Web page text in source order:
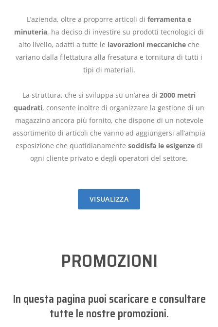
L’azienda, oltre a proporre articoli di ferramenta e
minuteria, ha deciso di investire su prodotti tecnologici di
alto livello, adatti a tutte le lavorazioni meccaniche che
variano dalla filettatura alla fresatura e tornitura di tutti i
tipi di materiali.
La struttura, che si sviluppa su un’area di 2000 metri
quadrati, consente inoltre di organizzare la gestione di un
magazzino ancora più fornito, che dispone di un notevole
assortimento di articoli che vanno ad aggiungersi all’ampia
esposizione che quotidianamente soddisfa le esigenzedi
ogni cliente privato e degli operatori del settore.
VISUALIZZA
PROMOZIONI
In questa pagina puoi scaricare e consultare
tutte le nostre promozioni.